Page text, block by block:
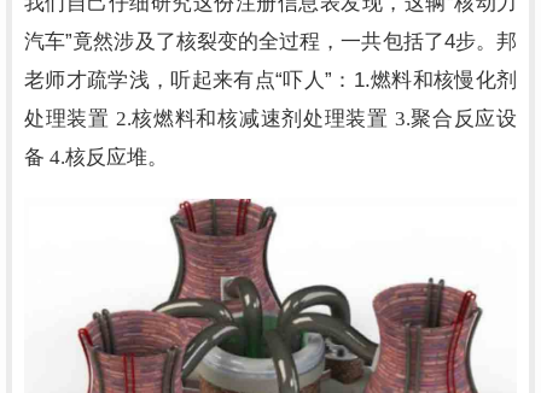
汽车”竟然涉及了核裂变的全过程，一共包括了4步。邦
老师才疏学浅，听起来有点“吓人” ： 1.燃料和核慢化剂
处理装置 2.核燃料和核减速剂处理装置 3.聚合反应设
备 4.核反应堆。